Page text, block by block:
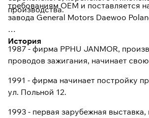
производства.
требованиям OEM и поставляется
завода General Motors Daewoo
История
1987 - фирма PPHU JANMOR,
проводов зажигания, начинает
1991 - фирма начинает постройку
ул. Польной 12.
1993 - первая зарубежная выставка,